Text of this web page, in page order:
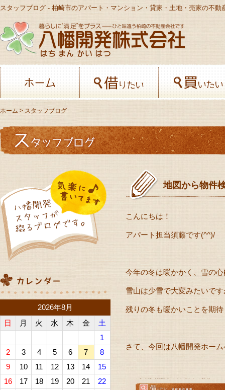
スタッフブログ - 柏崎市のアパート・マンション・貸家・土地・売家の不動
ホーム 借りたい
ホーム > スタッフブログ
2026年8月
日
月 火 水 木 金
土
1
2
3 4 5 6 7
8
9
10 11 12 13 14
15
16
17 18 19 20 21
22
地図から物件
こんにちは！
アパート担当須藤です(^^)/
今年の冬は暖かかく、雪の
雪山は少雪で大変みたいで
残りの冬も暖かいことを期
さて、今回は八幡開発ホー